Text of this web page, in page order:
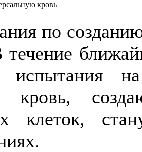
кровь
по
течение
испытания
кровь,
клеток,